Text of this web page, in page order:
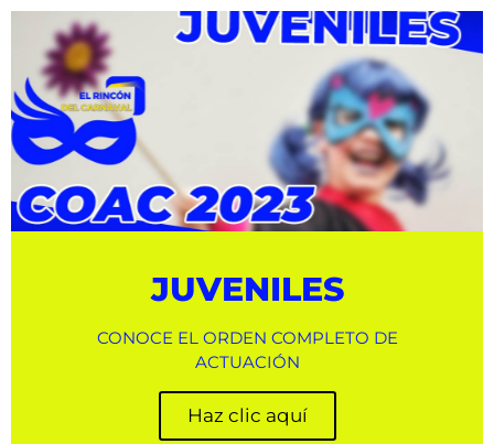
JUVENILES
CONOCE EL ORDEN COMPLETO DE
ACTUACIÓN
Haz clic aquí